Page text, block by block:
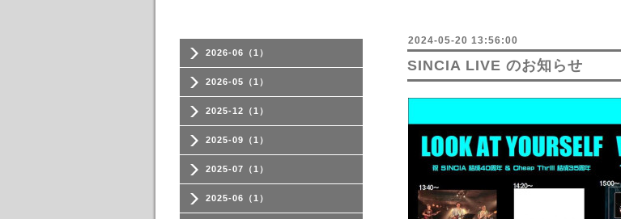
2026-06（1）
2026-05（1）
2025-12（1）
2025-09（1）
2025-07（1）
2025-06（1）
2024-05-20 13:56:00
SINCIA LIVE のお知らせ